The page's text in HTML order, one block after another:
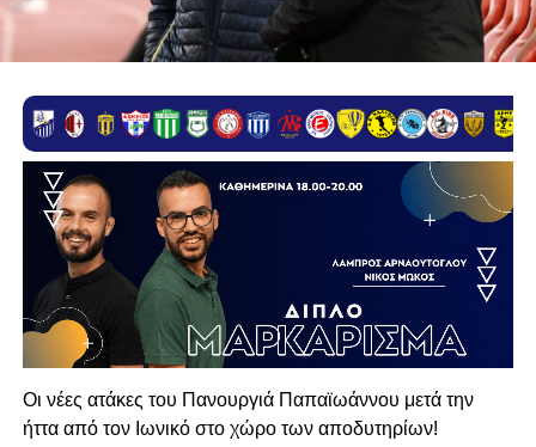
Οι νέες ατάκες του Πανουργιά Παπαϊωάννου μετά την
ήττα από τον Ιωνικό στο χώρο των αποδυτηρίων!